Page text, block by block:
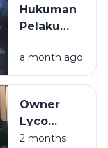
Kekerasan
Seksual?
Langkah
yang Perlu
Diketahui
Hukuman
Pelaku
Anak di
Indonesia:
Kebiri
Kimia
hingga
a month ago
Owner
Lyco
Coffee
2 months